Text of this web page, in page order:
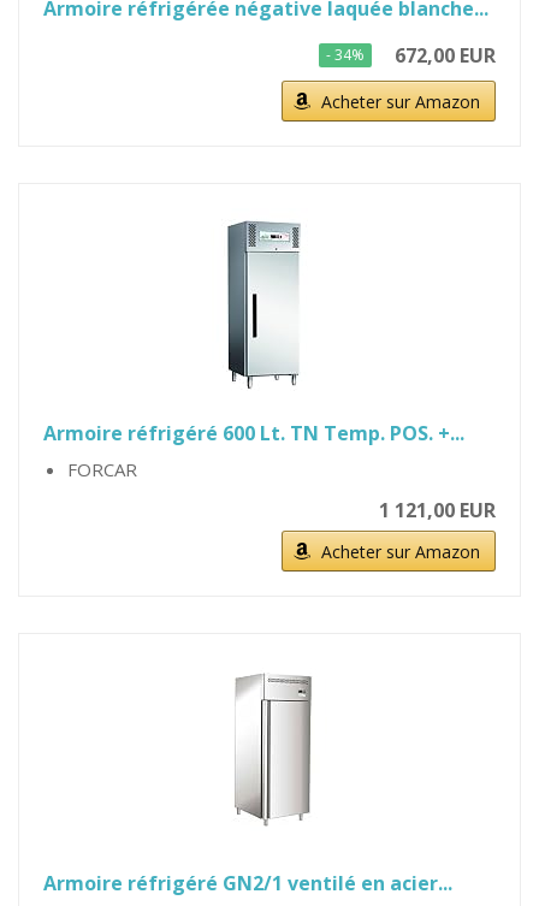
Armoire réfrigérée négative laquée blanche...
- 34% 672,00 EUR
Acheter sur Amazon
Armoire réfrigéré 600 Lt. TN Temp. POS. +...
FORCAR
1 121,00 EUR
Acheter sur Amazon
Armoire réfrigéré GN2/1 ventilé en acier...